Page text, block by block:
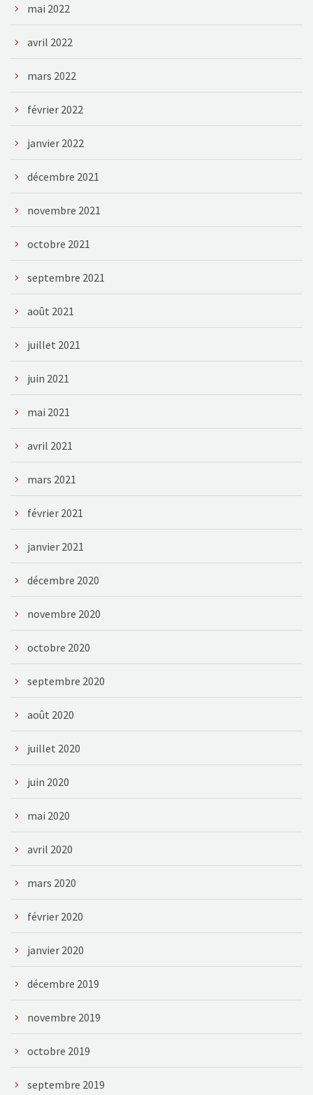
mai 2022
avril 2022
mars 2022
février 2022
janvier 2022
décembre 2021
novembre 2021
octobre 2021
septembre 2021
août 2021
juillet 2021
juin 2021
mai 2021
avril 2021
mars 2021
février 2021
janvier 2021
décembre 2020
novembre 2020
octobre 2020
septembre 2020
août 2020
juillet 2020
juin 2020
mai 2020
avril 2020
mars 2020
février 2020
janvier 2020
décembre 2019
novembre 2019
octobre 2019
septembre 2019